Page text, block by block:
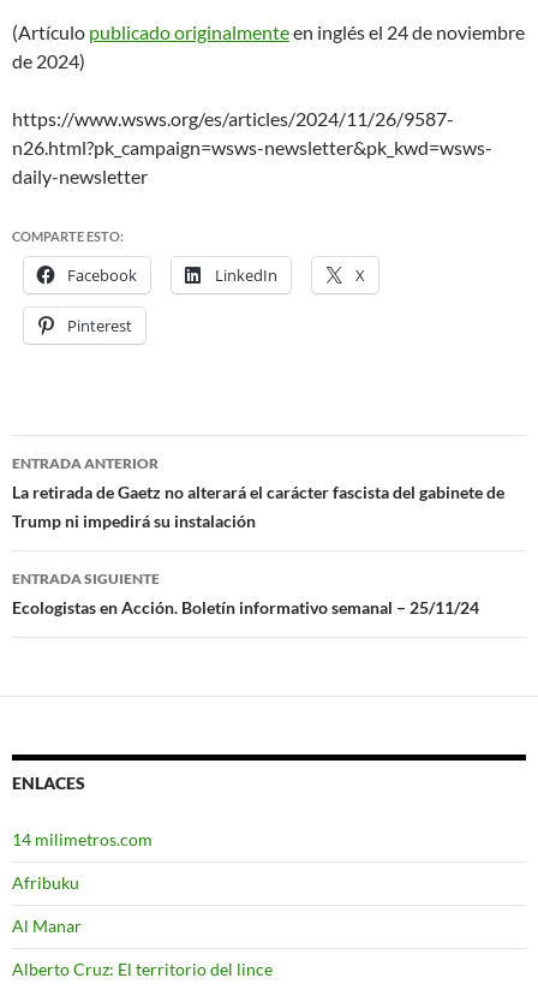
(Artículo publicado originalmenteen inglés el 24 de noviembre
de 2024)
https://www.wsws.org/es/articles/2024/11/26/9587-
n26.html?pk_campaign=wsws-newsletter&pk_kwd=wsws-
daily-newsletter
COMPARTE ESTO:
Facebook LinkedIn X
Pinterest
Navegación
de
entradas
ENTRADA ANTERIOR
La retirada de Gaetz no alterará el carácter fascista del gabinete de
Trump ni impedirá su instalación
ENTRADA SIGUIENTE
Ecologistas en Acción. Boletín informativo semanal – 25/11/24
ENLACES
14 milimetros.com
Afribuku
Al Manar
Alberto Cruz: El territorio del lince